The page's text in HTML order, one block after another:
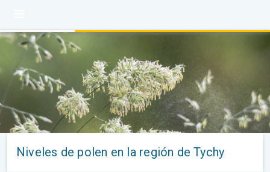
Niveles de polen en la región de Tychy